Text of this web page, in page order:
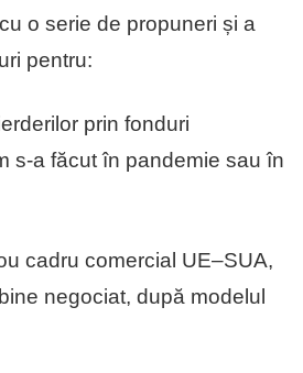
o serie de propuneri și a
pentru:
prin fonduri
s-a făcut în pandemie sau în
cadru comercial UE–SUA,
negociat, după modelul